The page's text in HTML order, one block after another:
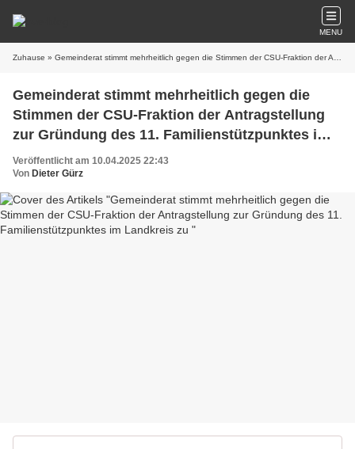
MENU
Zuhause » Gemeinderat stimmt mehrheitlich gegen die Stimmen der CSU-Fraktion der Antragstellung zur Gründung des 11. Familienstützpunktes im Landkreis zu
Gemeinderat stimmt mehrheitlich gegen die
Stimmen der CSU-Fraktion der Antragstellung
zur Gründung des 11. Familienstützpunktes im
Landkreis zu
Veröffentlicht am 10.04.2025 22:43
Von Dieter Gürz